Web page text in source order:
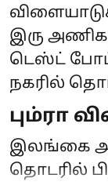
இரு
டெஸ்ட்
நகரில்
பும்ரா
இலங்கை
தொடரில்